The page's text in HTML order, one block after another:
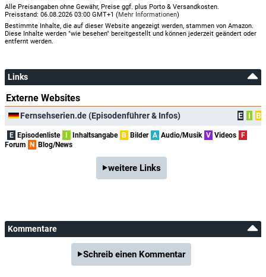
Alle Preisangaben ohne Gewähr, Preise ggf. plus Porto & Versandkosten.
Preisstand: 06.08.2026 03:00 GMT+1 (Mehr Informationen)
Bestimmte Inhalte, die auf dieser Website angezeigt werden, stammen von Amazon.
Diese Inhalte werden "wie besehen" bereitgestellt und können jederzeit geändert oder
entfernt werden.
Links
Externe Websites
Fernsehserien.de (Episodenführer & Infos) E I B
E Episodenliste I Inhaltsangabe B Bilder A Audio/Musik V Videos F
Forum N Blog/News
weitere Links
Kommentare
Schreib einen Kommentar